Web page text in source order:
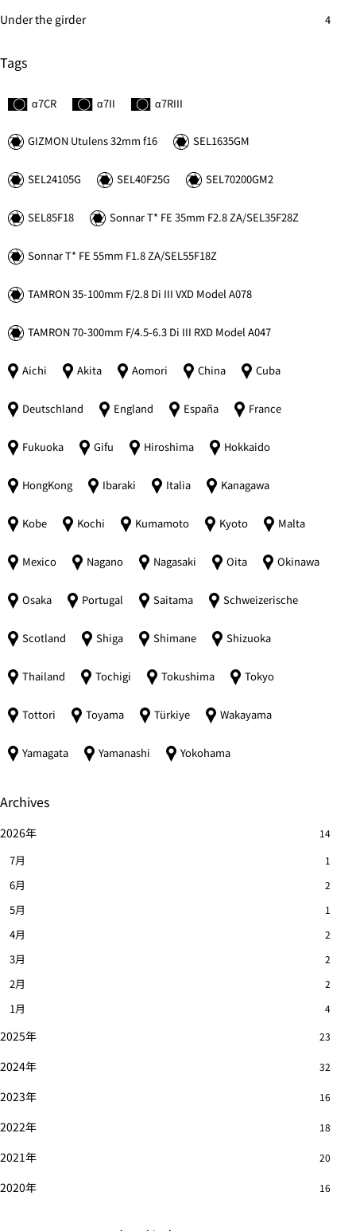
Under the girder 4
Archives
2026年 14
7月 1
6月 2
5月 1
4月 2
3月 2
2月 2
1月 4
2025年 23
2024年 32
2023年 16
2022年 18
2021年 20
2020年 16
Tags
α7CR α7II α7RIII
GIZMON Utulens 32mm f16 SEL1635GM
SEL24105G SEL40F25G SEL70200GM2
SEL85F18 SonnarT* FE 35mm F2.8 ZA/SEL35F28Z
SonnarT* FE 55mm F1.8 ZA/SEL55F18Z
TAMRON 35-100mm F/2.8 Di III VXD Model A078
TAMRON 70-300mm F/4.5-6.3 Di III RXD Model A047
Aichi Akita Aomori China Cuba
Deutschland England España France
Fukuoka Gifu Hiroshima Hokkaido
HongKong Ibaraki Italia Kanagawa
Kobe Kochi Kumamoto Kyoto Malta
Mexico Nagano Nagasaki Oita Okinawa
Osaka Portugal Saitama Schweizerische
Scotland Shiga Shimane Shizuoka
Thailand Tochigi Tokushima Tokyo
Tottori Toyama Türkiye Wakayama
Yamagata Yamanashi Yokohama